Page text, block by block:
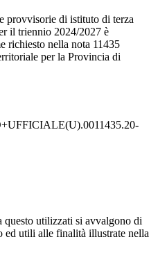
provvisorie di istituto di terza
il triennio 2024/2027 è
richiesto nella nota 11435
per la Provincia di
questo utilizzati si avvalgono di
ed utili alle finalità illustrate nella